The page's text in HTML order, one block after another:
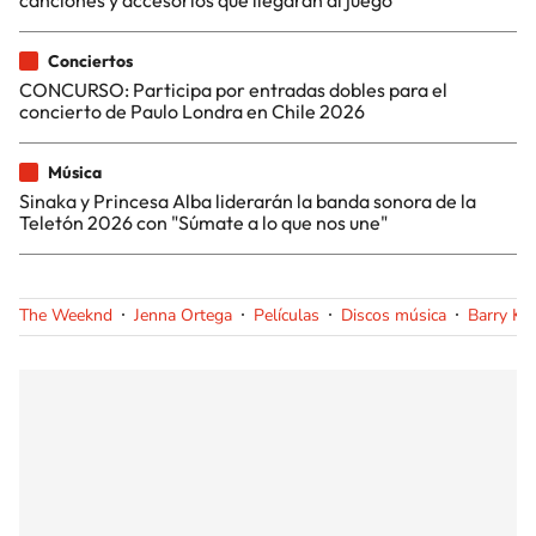
Conciertos
CONCURSO: Participa por entradas dobles para el
concierto de Paulo Londra en Chile 2026
Música
Sinaka y Princesa Alba liderarán la banda sonora de la
Teletón 2026 con "Súmate a lo que nos une"
The Weeknd Jenna Ortega Películas Discos música Barry